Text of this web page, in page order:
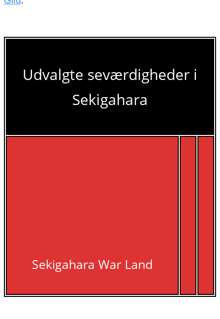
Udvalgte seværdigheder i
Sekigahara
Sekigahara War Land